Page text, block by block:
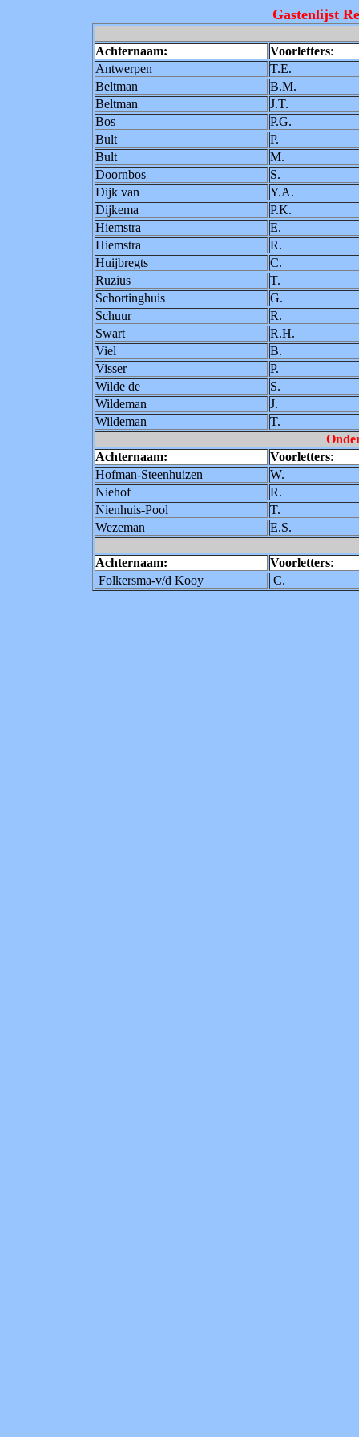
Gastenlijst
Achternaam: Voorletters:
Antwerpen
T.E.
Beltman
B.M.
Beltman
J.T.
Bos
P.G.
Bult
P.
Bult
M.
Doornbos
S.
Dijk van
Y.A.
Dijkema
P.K.
Hiemstra
E.
Hiemstra
R.
Huijbregts
C.
Ruzius
T.
Schortinghuis
G.
Schuur
R.
Swart
R.H.
Viel
B.
Visser
P.
Wilde de
S.
Wildeman
J.
Wildeman
T.
Achternaam:
Voorletters:
Hofman-Steenhuizen
W.
Niehof
R.
Nienhuis-Pool
T.
Wezeman
E.S.
Achternaam:
Voorletters:
Folkersma-v/d Kooy
C.